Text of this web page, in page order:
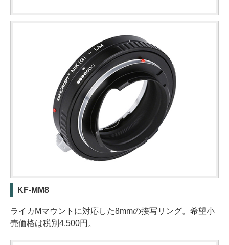
KF-MM8
ライカMマウントに対応した8mmの接写リング。希望小
売価格は税別4,500円。